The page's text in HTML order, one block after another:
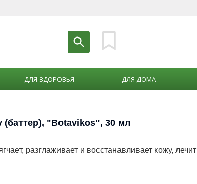
ДЛЯ ЗДОРОВЬЯ ДЛЯ ДОМА
(баттер), "Botavikos", 30 мл
разглаживает и восстанавливает кожу, лечит